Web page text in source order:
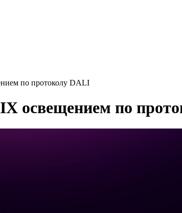
по протоколу DALI
освещением по